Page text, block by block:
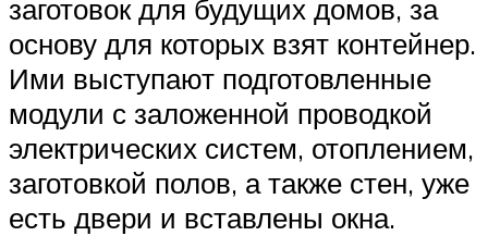
заготовок для будущих домов, за
основу для которых взят контейнер.
Ими выступают подготовленные
модули с заложенной проводкой
электрических систем, отоплением,
заготовкой полов, а также стен, уже
есть двери и вставлены окна.